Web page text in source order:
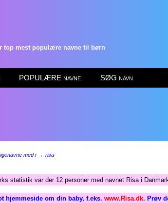
top mest populære navne til børn
POPULÆRE navne SØG navn
med r→ risa
statistik var der 12 personer med navnet Risa i
hjemmeside om din baby, f.eks. www.Risa.dk. Prøv